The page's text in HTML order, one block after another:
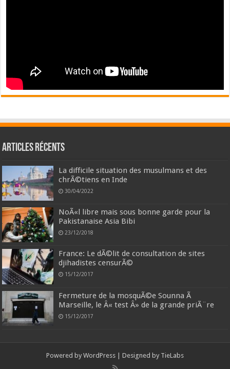
Articles récents
La difficile situation des musulmans et des
chrÃ©tiens en Inde
30/04/2022
NoÃ«l libre mais sous bonne garde pour la
Pakistanaise Asia Bibi
23/12/2018
France: Le dÃ©lit de consultation de sites
djihadistes censurÃ©
15/12/2017
Fermeture de la mosquÃ©e Sounna Ã
Marseille, le Â« test Â» de la grande priÃ¨re
15/12/2017
Powered by WordPress | Designed by TieLabs